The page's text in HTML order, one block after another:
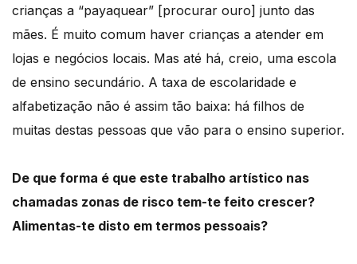
crianças a “payaquear” [procurar ouro] junto das
mães. É muito comum haver crianças a atender em
lojas e negócios locais. Mas até há, creio, uma escola
de ensino secundário. A taxa de escolaridade e
alfabetização não é assim tão baixa: há filhos de
muitas destas pessoas que vão para o ensino superior.
De que forma é que este trabalho artístico nas
chamadas zonas de risco tem-te feito crescer?
Alimentas-te disto em termos pessoais?